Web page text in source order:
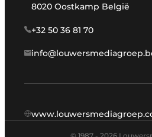
8020 Oostkamp België
+32 50 36 81 70